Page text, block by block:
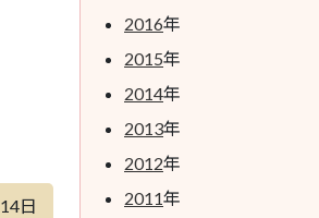
日
2016年
2015年
2014年
2013年
2012年
2011年